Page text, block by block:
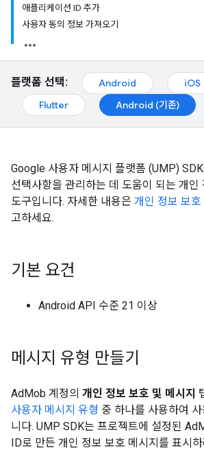
애플리케이션 ID 추가
사용자 동의 정보 가져오기
플랫폼 선택: Android iOS
Flutter
Android (기존)
Google 사용자 메시지 플랫폼 (UMP)
선택사항을 관리하는 데 도움이 되는 개인
도구입니다. 자세한 내용은 개인 정보 보
고하세요.
기본 요건
Android API 수준 21 이상
메시지 유형 만들기
AdMob 계정의 개인 정보 보호 및 메시지
사용자 메시지 유형 중 하나를 사용하여
니다. UMP SDK는 프로젝트에 설정된
ID로 만든 개인 정보 보호 메시지를 표시